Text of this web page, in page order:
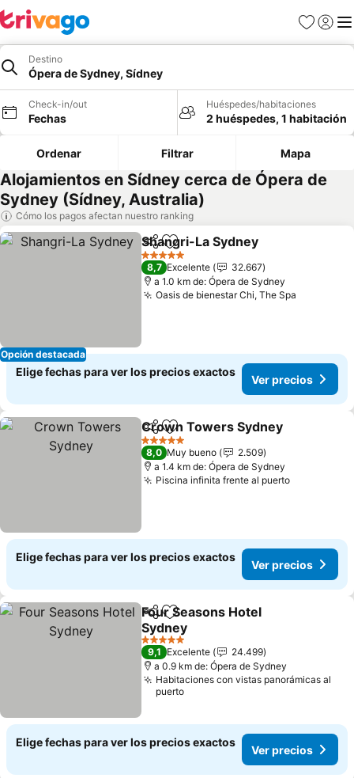
Favoritos
Iniciar
Destino
Ópera de Sydney, Sídney
Check-in/out
Fechas
Huéspedes/habitaciones
2 huéspedes, 1 habitación
Ordenar Filtrar Mapa
Alojamientos en Sídney cerca de Ópera de
Sydney (Sídney, Australia)
Cómo los pagos afectan nuestro ranking
Opción destacada
CompartirAgregar a favoritos
Shangri-La Sydney
5 Estrellas
8,7 Excelente
32.667
a 1.0 km de: Ópera de Sydney
Oasis de bienestar Chi, The Spa
Elige fechas para ver los precios exactos
Ver precios
CompartirAgregar a favoritos
Crown Towers Sydney
5 Estrellas
8,0 Muy bueno
2.509
a 1.4 km de: Ópera de Sydney
Piscina infinita frente al puerto
Elige fechas para ver los precios exactos
Ver precios
CompartirAgregar a favoritos
Four Seasons Hotel
Sydney
5 Estrellas
9,1 Excelente
24.499
a 0.9 km de: Ópera de Sydney
Habitaciones con vistas panorámicas al
puerto
Elige fechas para ver los precios exactos
Ver precios